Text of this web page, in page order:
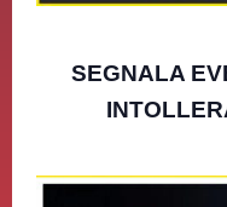
SEGNALA